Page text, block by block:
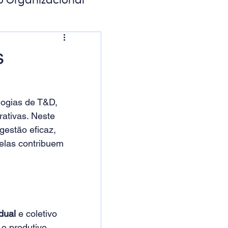
de T&D,
Neste
eficaz,
contribuem
e coletivo